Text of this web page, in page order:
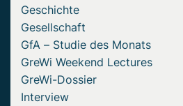
Geschichte
Gesellschaft
GfA – Studie des Monats
GreWi Weekend Lectures
GreWi-Dossier
Interview